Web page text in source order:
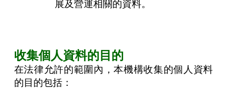
展及營運相關的資料。
收集個人資料的目的
在法律允許的範圍內，本機構收集的個人資料
的目的包括：